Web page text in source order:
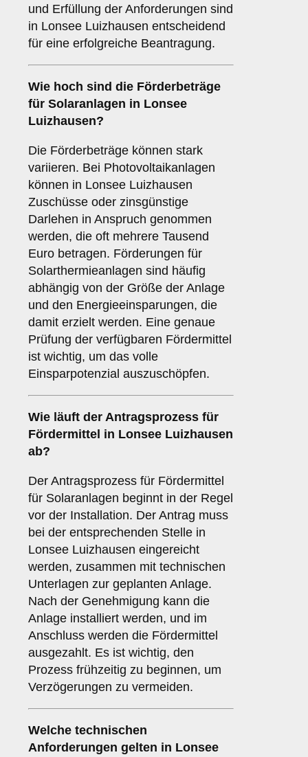
und Erfüllung der Anforderungen sind
in Lonsee Luizhausen entscheidend
für eine erfolgreiche Beantragung.
Wie hoch sind die Förderbeträge
für Solaranlagen in Lonsee
Luizhausen?
Die Förderbeträge können stark
variieren. Bei Photovoltaikanlagen
können in Lonsee Luizhausen
Zuschüsse oder zinsgünstige
Darlehen in Anspruch genommen
werden, die oft mehrere Tausend
Euro betragen. Förderungen für
Solarthermieanlagen sind häufig
abhängig von der Größe der Anlage
und den Energieeinsparungen, die
damit erzielt werden. Eine genaue
Prüfung der verfügbaren Fördermittel
ist wichtig, um das volle
Einsparpotenzial auszuschöpfen.
Wie läuft der Antragsprozess für
Fördermittel in Lonsee Luizhausen
ab?
Der Antragsprozess für Fördermittel
für Solaranlagen beginnt in der Regel
vor der Installation. Der Antrag muss
bei der entsprechenden Stelle in
Lonsee Luizhausen eingereicht
werden, zusammen mit technischen
Unterlagen zur geplanten Anlage.
Nach der Genehmigung kann die
Anlage installiert werden, und im
Anschluss werden die Fördermittel
ausgezahlt. Es ist wichtig, den
Prozess frühzeitig zu beginnen, um
Verzögerungen zu vermeiden.
Welche technischen
Anforderungen gelten in Lonsee